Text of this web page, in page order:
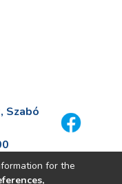
Szabó
for the